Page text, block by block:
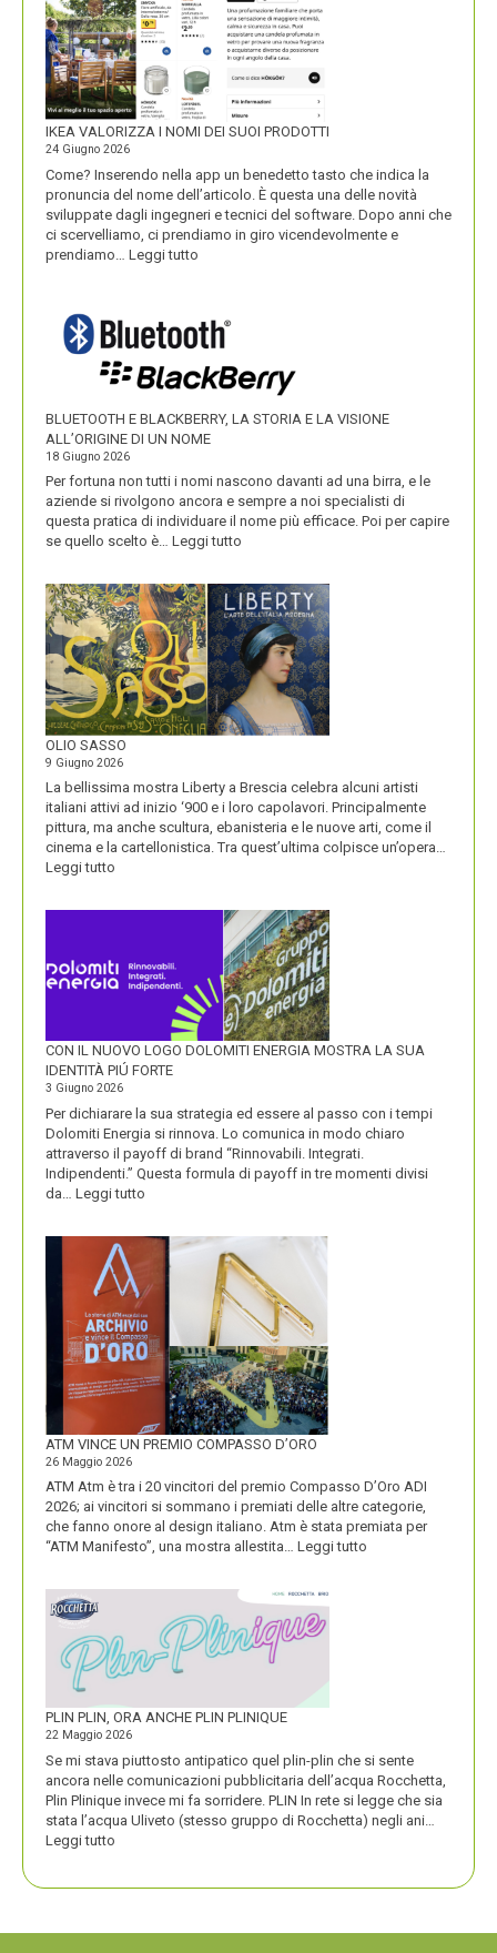
IKEA VALORIZZA I NOMI DEI SUOI PRODOTTI
24 Giugno 2026
Come? Inserendo nella app un benedetto tasto che indica la
pronuncia del nome dell’articolo. È questa una delle novità
sviluppate dagli ingegneri e tecnici del software. Dopo anni che
ci scervelliamo, ci prendiamo in giro vicendevolmente e
prendiamo… Leggi tutto
NOMI
DEI
SUOI
PRODOTTI
BLUETOOTH E BLACKBERRY, LA STORIA E LA VISIONE
ALL’ORIGINE DI UN NOME
18 Giugno 2026
Per fortuna non tutti i nomi nascono davanti ad una birra, e le
aziende si rivolgono ancora e sempre a noi specialisti di
questa pratica di individuare il nome più efficace. Poi per capire
se quello scelto è… Leggi tutto
E
BLACKBERRY,
LA
STORIA
E
LA
VISIONE
ALL’ORIGINE
DI
NOME
OLIO SASSO
9 Giugno 2026
La bellissima mostra Liberty a Brescia celebra alcuni artisti
italiani attivi ad inizio ‘900 e i loro capolavori. Principalmente
pittura, ma anche scultura, ebanisteria e le nuove arti, come il
cinema e la cartellonistica. Tra quest’ultima colpisce un’opera…
Leggi tutto
SASSO
CON IL NUOVO LOGO DOLOMITI ENERGIA MOSTRA LA SUA
IDENTITÀ PIÚ FORTE
3 Giugno 2026
Per dichiarare la sua strategia ed essere al passo con i tempi
Dolomiti Energia si rinnova. Lo comunica in modo chiaro
attraverso il payoff di brand “Rinnovabili. Integrati.
Indipendenti.” Questa formula di payoff in tre momenti divisi
da… Leggi tutto
NUOVO
LOGO
DOLOMITI
ENERGIA
MOSTRA
LA
SUA
IDENTITÀ
FORTE
ATM VINCE UN PREMIO COMPASSO D’ORO
26 Maggio 2026
ATM Atm è tra i 20 vincitori del premio Compasso D’Oro ADI
2026; ai vincitori si sommano i premiati delle altre categorie,
che fanno onore al design italiano. Atm è stata premiata per
“ATM Manifesto”, una mostra allestita… Leggi tutto
PLIN PLIN, ORA ANCHE PLIN PLINIQUE
22 Maggio 2026
Se mi stava piuttosto antipatico quel plin-plin che si sente
ancora nelle comunicazioni pubblicitaria dell’acqua Rocchetta,
Plin Plinique invece mi fa sorridere. PLIN In rete si legge che sia
stata l’acqua Uliveto (stesso gruppo di Rocchetta) negli ani…
Leggi tutto